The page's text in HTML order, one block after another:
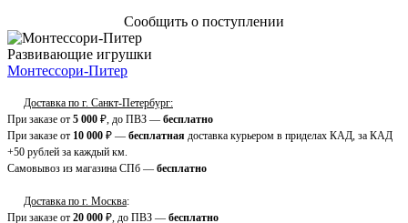
Сообщить о поступлении
Развивающие игрушки
Монтессори-Питер
Доставка по г. Санкт-Петербург:
При заказе от 5 000 ₽, до ПВЗ — бесплатно
При заказе от 10 000 ₽ — бесплатная доставка курьером в приделах КАД, за КАД
+50 рублей за каждый км.
Самовывоз из магазина СПб — бесплатно
Доставка по г. Москва:
При заказе от 20 000 ₽, до ПВЗ — бесплатно